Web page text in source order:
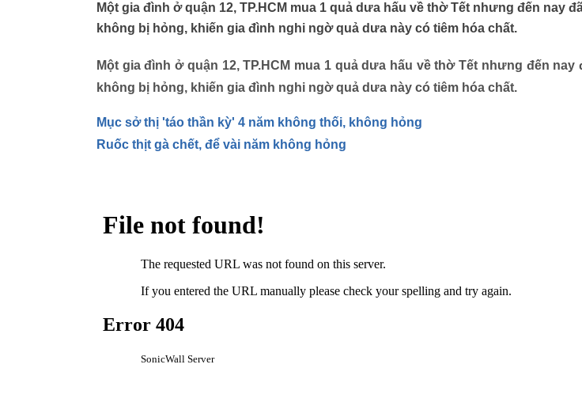
Một gia đình ở quận 12, TP.HCM mua 1 quả dưa hấu về thờ Tết nhưng đến nay
không bị hỏng, khiến gia đình nghi ngờ quả dưa này có tiêm hóa chất.
Một gia đình ở quận 12, TP.HCM mua 1 quả dưa hấu về thờ Tết nhưng đến nay
không bị hỏng, khiến gia đình nghi ngờ quả dưa này có tiêm hóa chất.
Mục sở thị 'táo thần kỳ' 4 năm không thối, không hỏng
Ruốc thịt gà chết, để vài năm không hỏng